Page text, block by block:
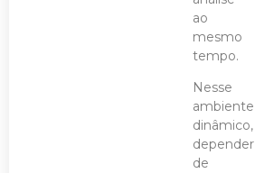
ao
mesmo
tempo.
Nesse
ambiente
dinâmico,
depender
de